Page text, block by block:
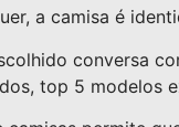
a camisa é
conversa
top 5 modelos